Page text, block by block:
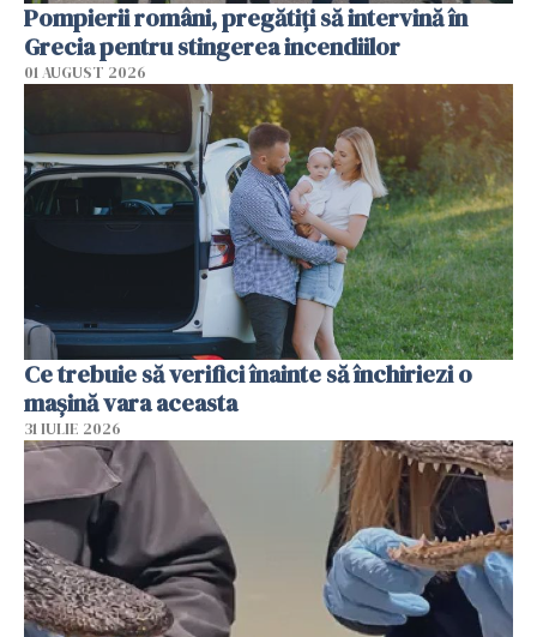
Pompierii români, pregătiţi să intervină în
Grecia pentru stingerea incendiilor
01 AUGUST 2026
Ce trebuie să verifici înainte să închiriezi o
mașină vara aceasta
31 IULIE 2026